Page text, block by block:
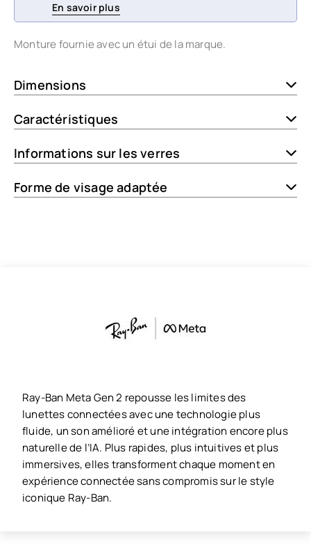
En savoir plus
Monture fournie avec un étui de la marque.
Dimensions
Caractéristiques
Informations sur les verres
Forme de visage adaptée
Ray-Ban Meta Gen 2 repousse les limites des
lunettes connectées avec une technologie plus
fluide, un son amélioré et une intégration encore plus
naturelle de l’IA. Plus rapides, plus intuitives et plus
immersives, elles transforment chaque moment en
expérience connectée sans compromis sur le style
iconique Ray-Ban.